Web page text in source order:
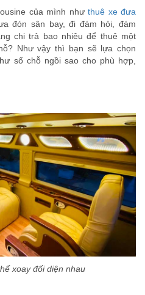
của mình như thuê xe đưa
đón sân bay, đi đám hỏi, đám
chi trả bao nhiêu để thuê một
Như vậy thì bạn sẽ lựa chọn
số chỗ ngồi sao cho phù hợp,
xoay đối diện nhau